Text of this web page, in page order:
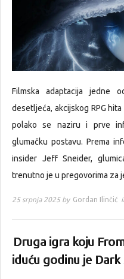
Filmska adaptacija jedne
desetljeća, akcijskog RPG
polako se naziru i prve
glumačku postavu. Prema
insider Jeff Sneider,
trenutno je u pregovorima za
25 srpnja 2025 by Gordan Ilinčić
Druga igra koju
iduću godinu je